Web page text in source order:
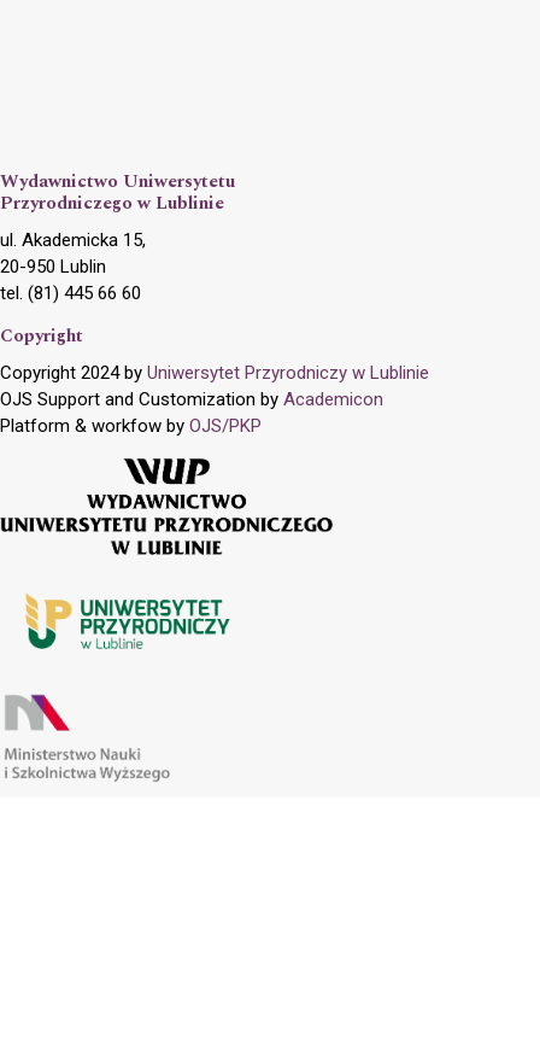
Wydawnictwo Uniwersytetu
Przyrodniczego w Lublinie
ul. Akademicka 15,
20-950 Lublin
tel. (81) 445 66 60
Copyright
Copyright 2024 by Uniwersytet Przyrodniczy w Lublinie
OJS Support and Customization by Academicon
Platform & workfow by OJS/PKP